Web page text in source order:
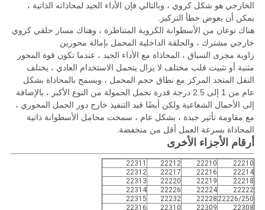
الخارجي هو شكل كروي ، وبالتالي فإن الأداء الجيد لمحاذاته الذاتية ،
يمكن أن يعوض خطأ التركيز.
هناك نوعان من الأسطوانة الكروية المتناظرة ، وهناك مسار حلقي كروي
خارجي مشترك ، والحلقة الداخلية المحمل بإمالة محورين
زاوية مجرى السباق ، المحاذاة مع الأداء الجيد ، عندما تكون قوة المحور
مثنية أو تثبيت قلب مختلف لا يزال يتحمل الاستخدام العادي ، يختلف
النقل المتحد المركز مع نطاق حجم المحمل ، ويسمح بالمحاذاة بشكل
عام من 1 إلى 2.5 درجة قدرة تحمل الحمولة من النوع الأكبر ، بالإضافة
إلى الأحمال الشعاعية ولكن أيضًا قيد التنفيذ خارج دور الحمل المحوري ،
مع مقاومة تأثير جيدة ، بشكل عام ، سمحت محامل الأسطوانة ذاتية
المحاذاة بسرعة العمل أقل من منخفضة.
أرقام الأجزاء الأخرى
22210
22210
22212
22311
22214
22216
22217
22312
22218
22219
22220
22313
22222
22224
22226
22314
22226/250
22228
22232
22315
22308
22309
22310
22316